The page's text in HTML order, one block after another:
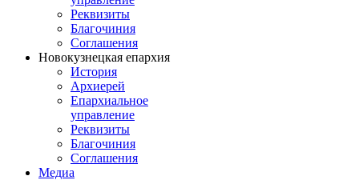
Реквизиты
Благочиния
Соглашения
Новокузнецкая епархия
История
Архиерей
Епархиальное
управление
Реквизиты
Благочиния
Соглашения
Медиа